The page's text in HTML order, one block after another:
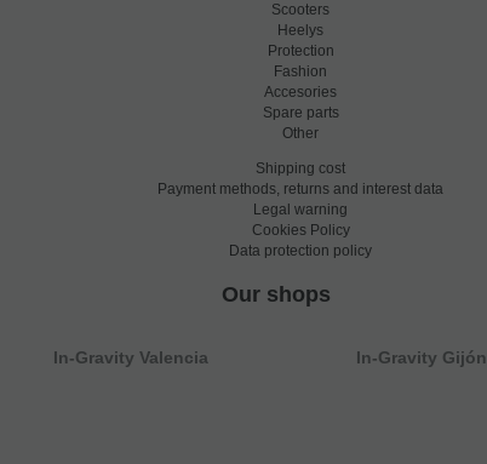
Scooters
Heelys
Protection
Fashion
Accesories
Spare parts
Other
Shipping cost
Payment methods, returns and interest data
Legal warning
Cookies Policy
Data protection policy
Our shops
In-Gravity Valencia In-Gravity Gijón